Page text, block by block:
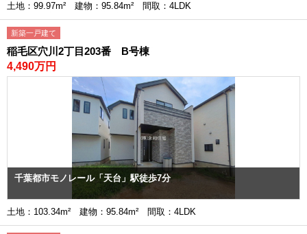
土地：99.97m² 建物：95.84m² 間取：4LDK
新築一戸建て
稲毛区穴川2丁目203番 B号棟
4,490万円
千葉都市モノレール「天台」駅徒歩7分
土地：103.34m² 建物：95.84m² 間取：4LDK